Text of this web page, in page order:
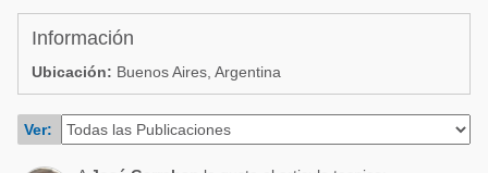
Mascotas
Comunidades en inglés
Acuacultura
Comunidades en portugués
Información
Ubicación: Buenos Aires, Argentina
Ver: